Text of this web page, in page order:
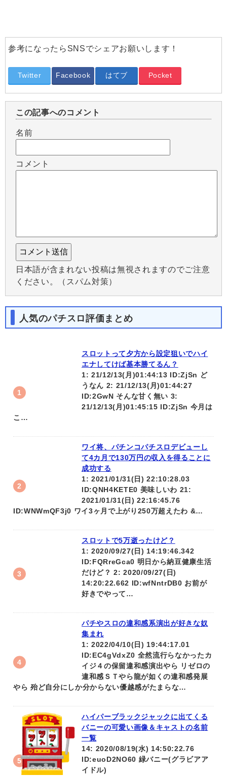
参考になったらSNSでシェアお願いします！
Twitter Facebook はてブ Pocket
この記事へのコメント
名前
コメント
日本語が含まれない投稿は無視されますのでご注意
ください。（スパム対策）
人気のパチスロ評価まとめ
スロットって夕方から設定狙いでハイ
エナしてけば基本勝てるん？
1: 21/12/13(月)01:44:13 ID:ZjSn ど
うなん 2: 21/12/13(月)01:44:27
ID:2GwN そんな甘く無い 3:
21/12/13(月)01:45:15 ID:ZjSn 今月は
こ…
ワイ将、パチンコパチスロデビューし
て4カ月で130万円の収入を得ることに
成功する
1: 2021/01/31(日) 22:10:28.03
ID:QNH4KETE0 美味しいわ 21:
2021/01/31(日) 22:16:45.76
ID:WNWmQF3j0 ワイ3ヶ月で上がり250万超えたわ &…
スロットで5万逝ったけど？
1: 2020/09/27(日) 14:19:46.342
ID:FQRreGca0 明日から納豆健康生活
だけど？ 2: 2020/09/27(日)
14:20:22.662 ID:wfNntrDB0 お前が
好きでやって…
パチやスロの違和感系演出が好きな奴
集まれ
1: 2022/04/10(日) 19:44:17.01
ID:EC4gVdxZ0 全然流行らなかったカ
イジ４の保留違和感演出やら リゼロの
違和感ＳＴやら龍が如くの違和感発展
やら 殆ど自分にしか分からない優越感がたまらな…
ハイパーブラックジャックに出てくる
バニーの可愛い画像＆キャストの名前
一覧
14: 2020/08/19(水) 14:50:22.76
ID:euoD2NO60 緑バニー(グラビアア
イドル)